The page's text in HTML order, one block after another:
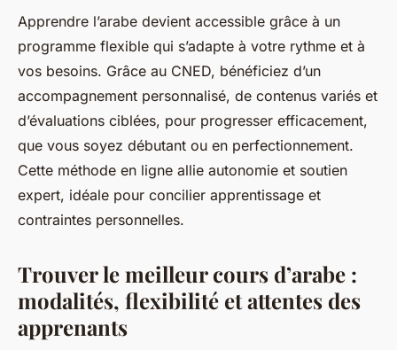
Cours d'arabe : apprenez avec
flexibilité et choix
personnalisé
Samuel•26 juillet 2025• 5 min de lecture
Apprendre l’arabe devient accessible grâce à un
programme flexible qui s’adapte à votre rythme et à
vos besoins. Grâce au CNED, bénéficiez d’un
accompagnement personnalisé, de contenus variés et
d’évaluations ciblées, pour progresser efficacement,
que vous soyez débutant ou en perfectionnement.
Cette méthode en ligne allie autonomie et soutien
expert, idéale pour concilier apprentissage et
contraintes personnelles.
Trouver le meilleur cours d’arabe :
modalités, flexibilité et attentes des
apprenants